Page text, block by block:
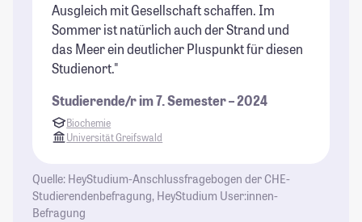
Ausgleich mit Gesellschaft schaffen. Im
Sommer ist natürlich auch der Strand und
das Meer ein deutlicher Pluspunkt für diesen
Studienort."
Studierende/r im 7. Semester – 2024
Biochemie
Universität Greifswald
Quelle: HeyStudium-Anschlussfragebogen der CHE-
Studierendenbefragung, HeyStudium User:innen-
Befragung